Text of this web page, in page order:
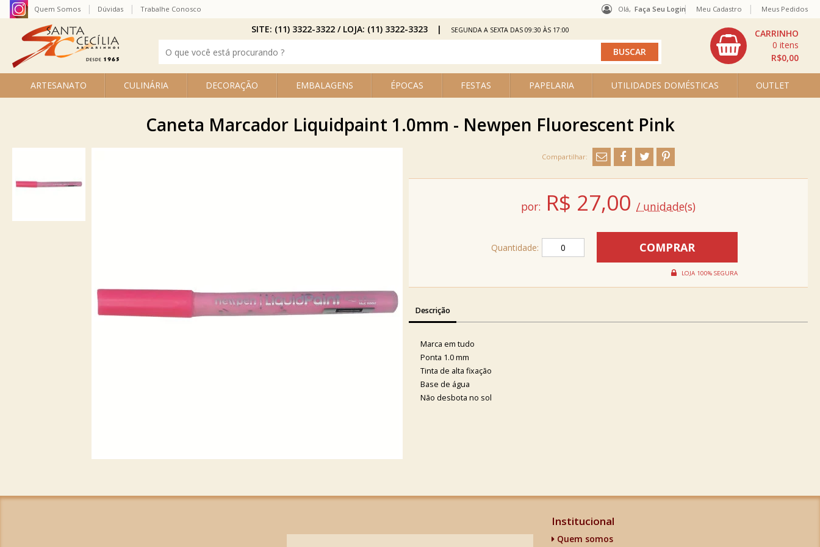
Olá, Faça Seu Login
ARTESANATO CULINÁRIA DECORAÇÃO EMBALAGENS ÉPOCAS FESTAS PAPELARIA UTILIDADES DOMÉSTICAS OUTLET
R$0,00
0
Quem Somos Dúvidas Trabalhe Conosco Meu Cadastro Meus Pedidos
SITE: (11) 3322-3322 / LOJA: (11) 3322-3323 SEGUNDA A SEXTA DAS 09:30 ÀS 17:00
Caneta Marcador Liquidpaint 1.0mm - Newpen Fluorescent Pink
por: R$ 27,00 / unidade(s)
Quantidade:
Descrição
Marca em tudo
Ponta 1.0 mm
Tinta de alta fixação
Base de água
Não desbota no sol
Institucional
Quem somos